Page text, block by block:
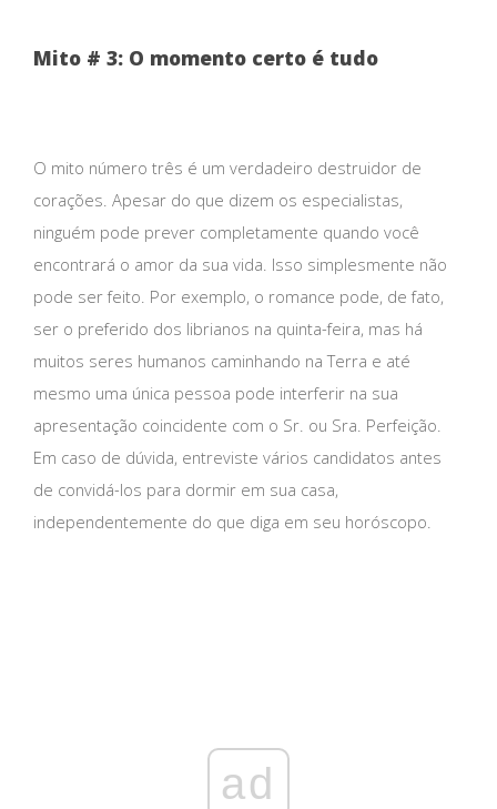
Mito # 3: O momento certo é tudo
O mito número três é um verdadeiro destruidor de
corações. Apesar do que dizem os especialistas,
ninguém pode prever completamente quando você
encontrará o amor da sua vida. Isso simplesmente não
pode ser feito. Por exemplo, o romance pode, de fato,
ser o preferido dos librianos na quinta-feira, mas há
muitos seres humanos caminhando na Terra e até
mesmo uma única pessoa pode interferir na sua
apresentação coincidente com o Sr. ou Sra. Perfeição.
Em caso de dúvida, entreviste vários candidatos antes
de convidá-los para dormir em sua casa,
independentemente do que diga em seu horóscopo.
ad